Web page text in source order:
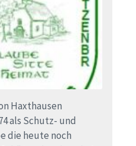
Haxthausen
als Schutz- und
die heute noch